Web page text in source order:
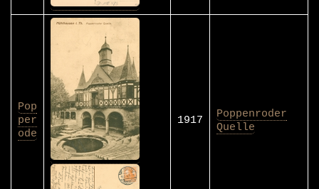
Pop
per
ode
1917
Poppenroder
Quelle